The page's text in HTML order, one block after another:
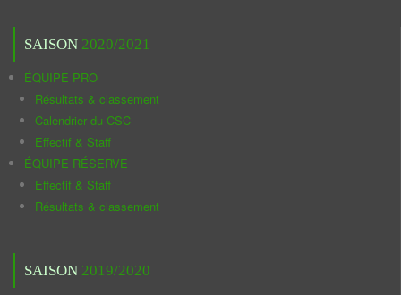
SAISON 2020/2021
ÉQUIPE PRO
Résultats & classement
Calendrier du CSC
Effectif & Staff
ÉQUIPE RÉSERVE
Effectif & Staff
Résultats & classement
SAISON 2019/2020